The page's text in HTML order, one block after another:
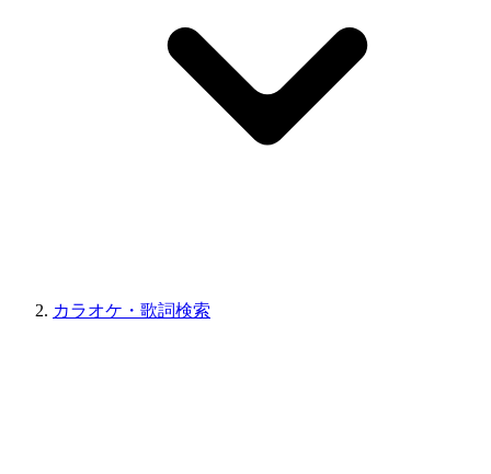
カラオケ・歌詞検索